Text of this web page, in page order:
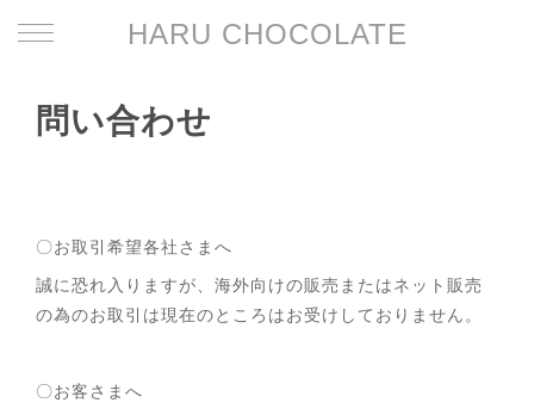
HARU CHOCOLATE
問い合わせ
〇お取引希望各社さまへ
誠に恐れ入りますが、海外向けの販売またはネット販売
の為のお取引は現在のところはお受けしておりません。
〇お客さまへ